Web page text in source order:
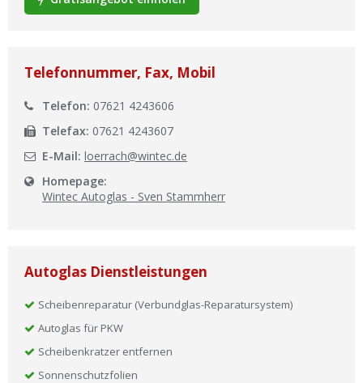
Werkstatt Login
Telefonnummer, Fax, Mobil
Telefon: 07621 4243606
Telefax: 07621 4243607
E-Mail: loerrach@wintec.de
Homepage:
Wintec Autoglas - Sven Stammherr
Autoglas Dienstleistungen
Scheibenreparatur (Verbundglas-Reparatursystem)
Autoglas für PKW
Scheibenkratzer entfernen
Sonnenschutzfolien